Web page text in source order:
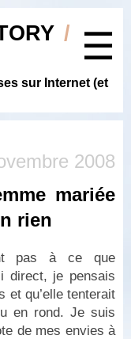
/
☰
sur Internet (et
2008
mariée
rien
pas à ce que
direct, je pensais
et qu’elle tenterait
en rond. Je suis
de mes envies à